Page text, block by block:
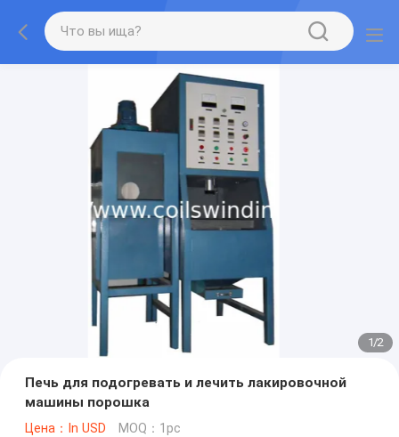
1/2
Печь для подогревать и лечить лакировочной
машины порошка
Цена：In USD MOQ：1pc